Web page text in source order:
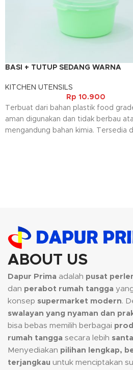
BASI + TUTUP SEDANG WARNA
KITCHEN UTENSILS
Rp 10.900
Terbuat dari bahan plastik food
aman digunakan dan tidak berbau
mengandung bahan kimia. Tersedia
ABOUT US
Dapur Prima adalah pusat
dan perabot rumah tangga
konsep supermarket modern.
swalayan yang nyaman dan
bisa bebas memilih berbagai
rumah tangga secara lebih
Menyediakan pilihan lengkap,
terjangkau untuk menciptakan